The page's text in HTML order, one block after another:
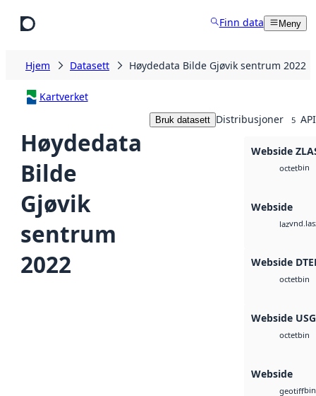
Finn data Meny
Hjem Datasett Høydedata Bilde Gjøvik sentrum 2022
Kartverket
Høydedata
Bilde
Gjøvik
sentrum
2022
Bruk datasett Distribusjoner 5
Webside
octetbin
Webside
laz
Webside
octetbin
Webside
octetbin
Webside
geotiffbin